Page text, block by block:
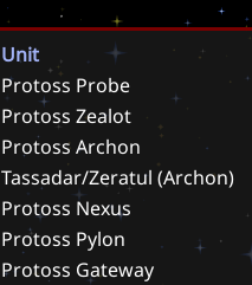
Unit
Protoss Probe
Protoss Zealot
Protoss Archon
Tassadar/Zeratul (Archon)
Protoss Nexus
Protoss Pylon
Protoss Gateway